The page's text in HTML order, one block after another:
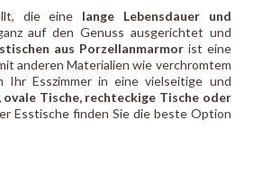
die eine lange Lebensdauer und
auf den Genuss ausgerichtet und
aus Porzellanmarmorist eine
anderen Materialien wie verchromtem
Ihr Esszimmer in eine vielseitige und
ovale Tische, rechteckige Tische oder
Esstische finden Sie die beste Option